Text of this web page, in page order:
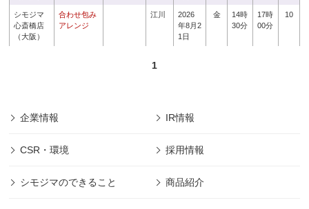
シモジマ
心斎橋店
（大阪）
合わせ包み
アレンジ
江川
2026
年8月2
1日
金
14時
30分
17時
00分
10
1
企業情報 IR情報
CSR・環境 採用情報
シモジマのできること 商品紹介